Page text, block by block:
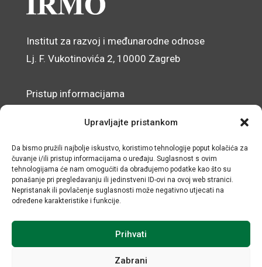
Upravljajte pristankom
Da bismo pružili najbolje iskustvo, koristimo tehnologije poput kolačića za
čuvanje i/ili pristup informacijama o uređaju. Suglasnost s ovim
tehnologijama će nam omogućiti da obrađujemo podatke kao što su
ponašanje pri pregledavanju ili jedinstveni ID-ovi na ovoj web stranici.
Nepristanak ili povlačenje suglasnosti može negativno utjecati na
određene karakteristike i funkcije.
Prihvati
Zabrani
Institut za razvoj i međunarodne odnose
Lj. F. Vukotinovića 2, 10000 Zagreb
Pristup informacijama
Izjava o pristupačnosti mrežnog sjedišta
© IRMO – Impresum
OIB: 31120185175